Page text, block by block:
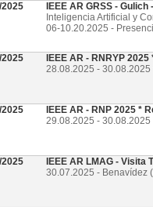
IEEE AR GRSS -
Inteligencia Artificial y
06-10.20.2025 -
IEEE AR - RNRYP
28.08.2025 - 30.08.2025
IEEE AR - RNP 2025 *
29.08.2025 - 30.08.2025
IEEE AR LMAG - Visita
30.07.2025 - Benavídez